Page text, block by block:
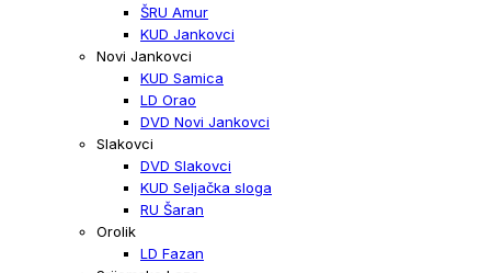
ŠRU Amur
KUD Jankovci
Novi Jankovci
KUD Samica
LD Orao
DVD Novi Jankovci
Slakovci
DVD Slakovci
KUD Seljačka sloga
RU Šaran
Orolik
LD Fazan